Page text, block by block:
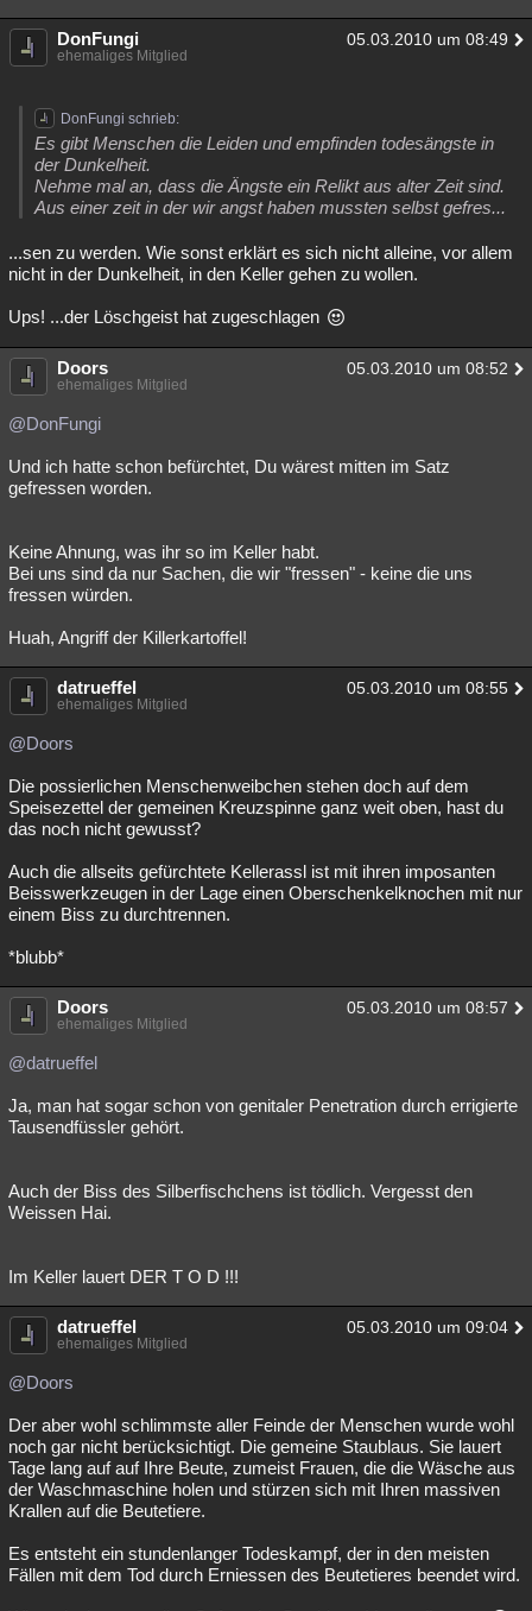
DonFungi 05.03.2010 um 08:49
ehemaliges Mitglied
DonFungi schrieb:
Es gibt Menschen die Leiden und empfinden todesängste in
der Dunkelheit.
Nehme mal an, dass die Ängste ein Relikt aus alter Zeit sind.
Aus einer zeit in der wir angst haben mussten selbst gefres...
...sen zu werden. Wie sonst erklärt es sich nicht alleine, vor allem
nicht in der Dunkelheit, in den Keller gehen zu wollen.
Ups! ...der Löschgeist hat zugeschlagen
Doors 05.03.2010 um 08:52
ehemaliges Mitglied
@DonFungi
Und ich hatte schon befürchtet, Du wärest mitten im Satz
gefressen worden.
Keine Ahnung, was ihr so im Keller habt.
Bei uns sind da nur Sachen, die wir "fressen" - keine die uns
fressen würden.
Huah, Angriff der Killerkartoffel!
datrueffel 05.03.2010 um 08:55
ehemaliges Mitglied
@Doors
Die possierlichen Menschenweibchen stehen doch auf dem
Speisezettel der gemeinen Kreuzspinne ganz weit oben, hast du
das noch nicht gewusst?
Auch die allseits gefürchtete Kellerassl ist mit ihren imposanten
Beisswerkzeugen in der Lage einen Oberschenkelknochen mit nur
einem Biss zu durchtrennen.
*blubb*
Doors 05.03.2010 um 08:57
ehemaliges Mitglied
@datrueffel
Ja, man hat sogar schon von genitaler Penetration durch errigierte
Tausendfüssler gehört.
Auch der Biss des Silberfischchens ist tödlich. Vergesst den
Weissen Hai.
Im Keller lauert DER T O D !!!
datrueffel 05.03.2010 um 09:04
ehemaliges Mitglied
@Doors
Der aber wohl schlimmste aller Feinde der Menschen wurde wohl
noch gar nicht berücksichtigt. Die gemeine Staublaus. Sie lauert
Tage lang auf auf Ihre Beute, zumeist Frauen, die die Wäsche aus
der Waschmaschine holen und stürzen sich mit Ihren massiven
Krallen auf die Beutetiere.
Es entsteht ein stundenlanger Todeskampf, der in den meisten
Fällen mit dem Tod durch Erniessen des Beutetieres beendet wird.